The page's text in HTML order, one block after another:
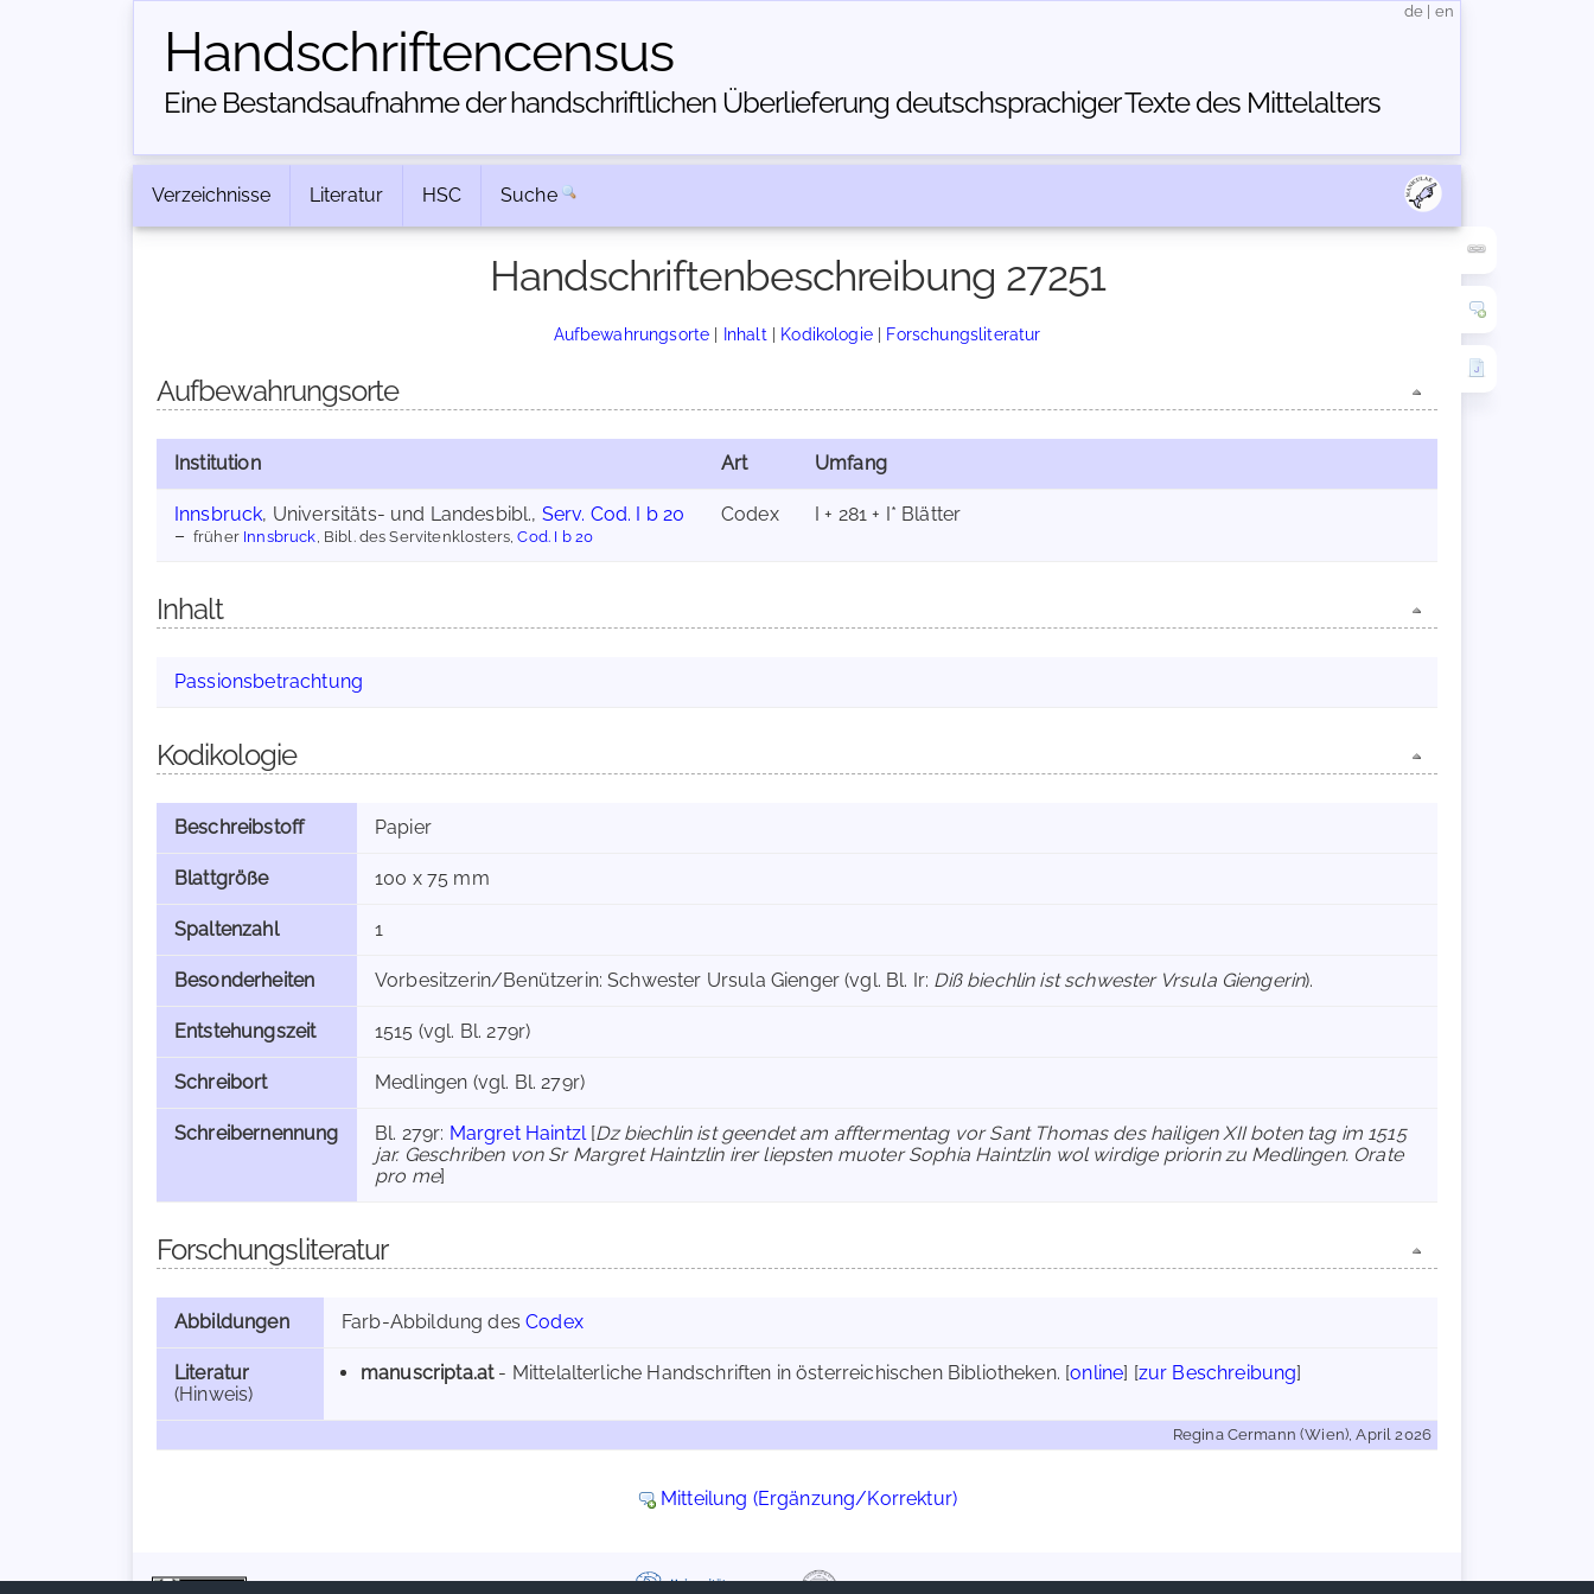
Handschriften­census
Eine Bestandsaufnahme der handschriftlichen Über­lieferung deutschsprachiger Texte des Mittelalters
de en
Verzeichnisse Literatur HSC Suche
Handschriftenbeschreibung 27251
Aufbewahrungsorte | Inhalt | Kodikologie| Forschungsliteratur
Aufbewahrungsorte
Institution Art Umfang
Innsbruck, Universitäts- und Landesbibl., Serv. Cod. I b 20
früher Innsbruck , Bibl. des Servitenklosters,Cod. I b 20
Codex I + 281 + I* Blätter
Inhalt
Passionsbetrachtung
Kodikologie
Beschreibstoff Papier
Blattgröße 100 x 75 mm
Spaltenzahl 1
Besonderheiten Vorbesitzerin/Benützerin: Schwester Ursula Gienger (vgl. Bl. Ir: Diß biechlin ist schwester Vrsula Giengerin).
Entstehungszeit 1515 (vgl. Bl. 279r)
Schreibort Medlingen (vgl. Bl. 279r)
Schreibernennung Bl. 279r: Margret Haintzl[Dz biechlin ist geendet am afftermentag vor Sant Thomas des hailigen XII boten tag im 1515
jar. Geschriben von Sr Margret Haintzlin irer liepsten muoter Sophia Haintzlin wol wirdige priorin zu Medlingen. Orate
pro me]
Forschungsliteratur
Abbildungen Farb-Abbildung desCodex
Literatur
(Hinweis)
manuscripta.at- Mittelalterliche Handschriften in österreichischen Bibliotheken. [online] [zur Beschreibung]
Regina Cermann (Wien), April 2026
Mitteilung (Ergänzung/Korrektur)